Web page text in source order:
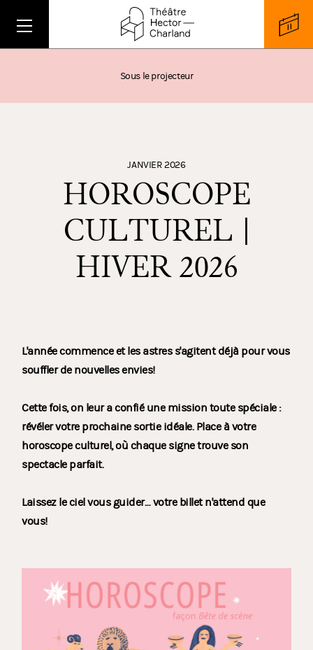
Sous le projecteur
JANVIER 2026
HOROSCOPE
CULTUREL |
HIVER 2026
L'année commence et les astres s'agitent déjà pour vous
souffler de nouvelles envies!
Cette fois, on leur a confié une mission toute spéciale :
révéler votre prochaine sortie idéale. Place à votre
horoscope culturel, où chaque signe trouve son
spectacle parfait.
Laissez le ciel vous guider… votre billet n'attend que
vous!